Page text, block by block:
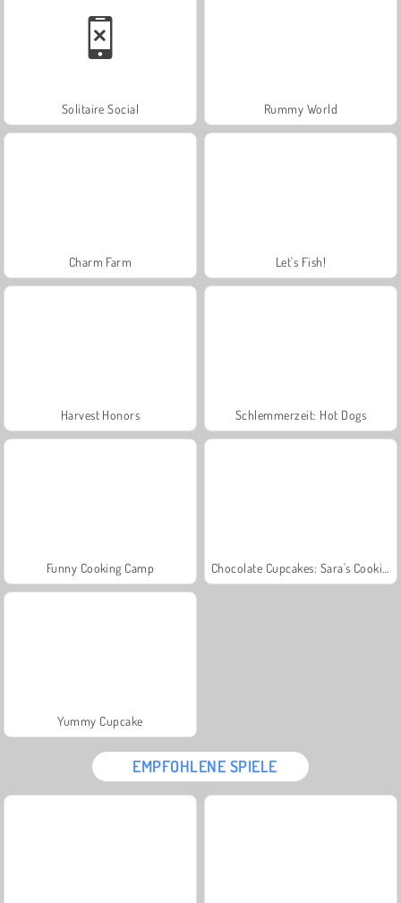
Solitaire Social Rummy World
Charm Farm Let's Fish!
Harvest Honors Schlemmerzeit: Hot Dogs
Funny Cooking Camp
Yummy Cupcake
EMPFOHLENE SPIELE